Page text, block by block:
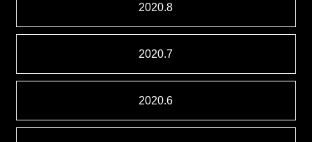
2020.8
2020.7
2020.6